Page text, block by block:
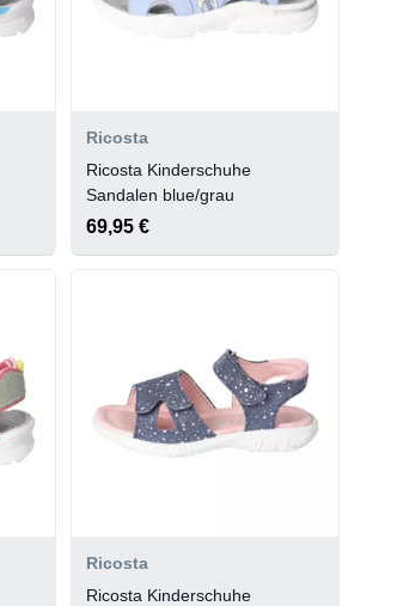
Ricosta
Ricosta Kinderschuhe
Sandalen blue/grau
69,95 €
Ricosta
Ricosta Kinderschuhe